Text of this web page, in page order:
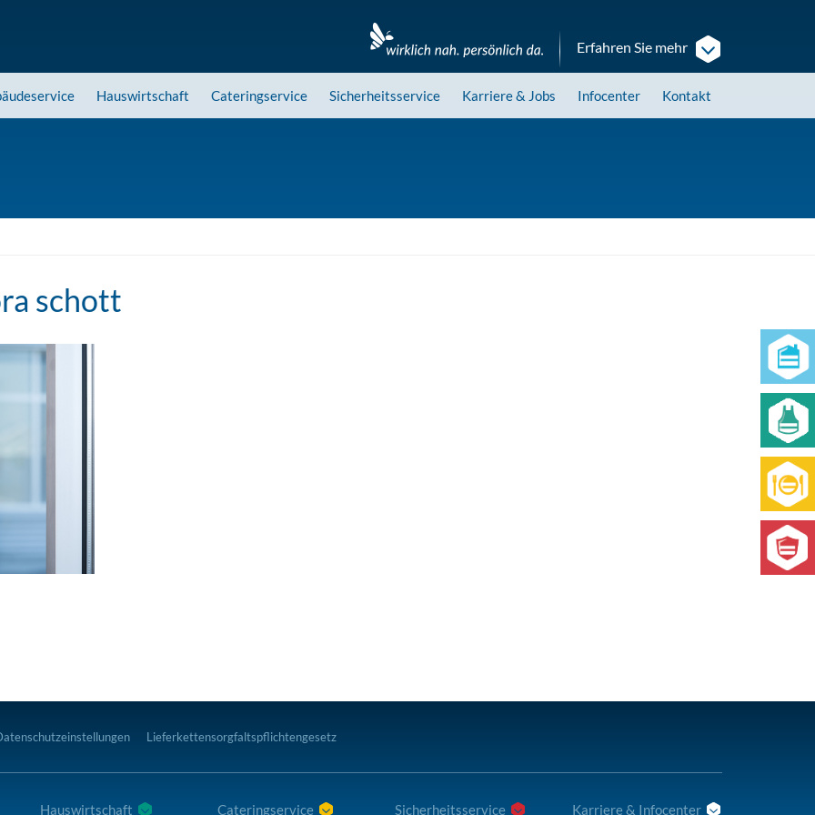
Erfahren Sie mehr
Hauswirtschaft Cateringservice Sicherheitsservice Karriere& Jobs Infocenter Kontakt
schott
Lieferkettensorgfaltspflichtengesetz
Hauswirtschaft Cateringservice Sicherheitsservice Karriere & Infocenter